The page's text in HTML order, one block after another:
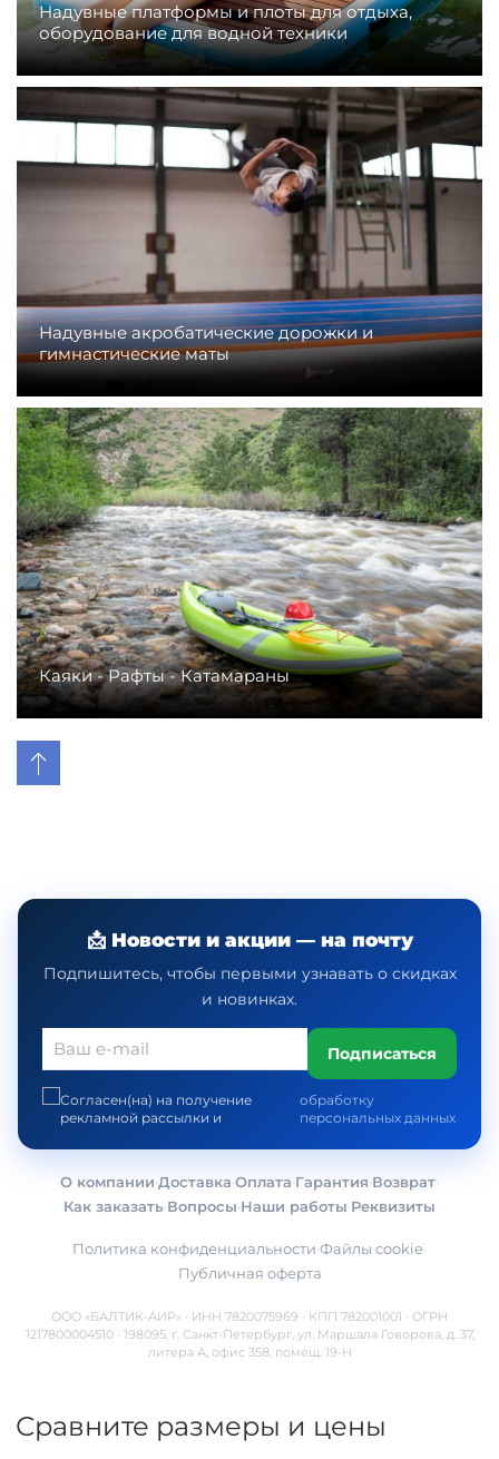
Надувные платформы и плоты для отдыха,
оборудование для водной техники
Надувные акробатические дорожки и
гимнастические маты
Каяки - Рафты - Катамараны
📩 Новости и акции — на почту
Подпишитесь, чтобы первыми узнавать о скидках
и новинках.
Подписаться
Согласен(на) на получение
рекламной рассылки и
обработку
персональных данных
О компании·Доставка·Оплата·Гарантия·Возврат·
Как заказать·Вопросы·Наши работы·Реквизиты
Политика конфиденциальности·Файлы cookie·
Публичная оферта
ООО «БАЛТИК-АИР» · ИНН 7820075969 · КПП 782001001 · ОГРН
1217800004510 · 198095, г. Санкт-Петербург, ул. Маршала Говорова, д. 37,
литера А, офис 358, помещ. 19-Н
Сравните размеры и цены